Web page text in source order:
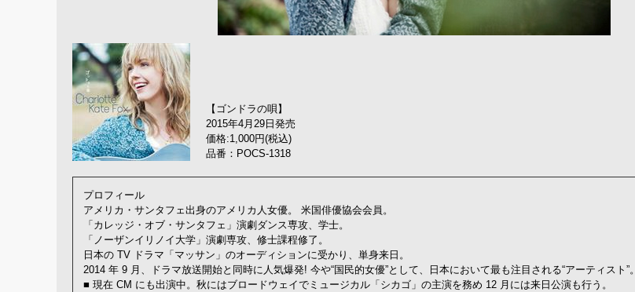
【ゴンドラの唄】
2015年4月29日発売
価格:1,000円(税込)
品番：POCS-1318
プロフィール
アメリカ・サンタフェ出身のアメリカ人女優。 米国俳優協会会員。
「カレッジ・オブ・サンタフェ」演劇ダンス専攻、学士。
「ノーザンイリノイ大学」演劇専攻、修士課程修了。
日本の TV ドラマ「マッサン」のオーディションに受かり、単身来日。
2014 年 9 月、ドラマ放送開始と同時に人気爆発! 今や“国民的女優”として、日本において最も注目される“アーティスト”。
■ 現在 CM にも出演中。秋にはブロードウェイでミュージカル「シカゴ」の主演を務め 12 月には来日公演も行う。